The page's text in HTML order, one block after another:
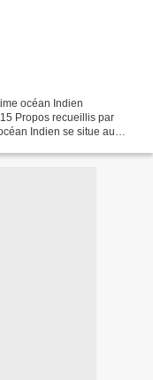
océan Indien
Propos recueillis par
Indien se situe au